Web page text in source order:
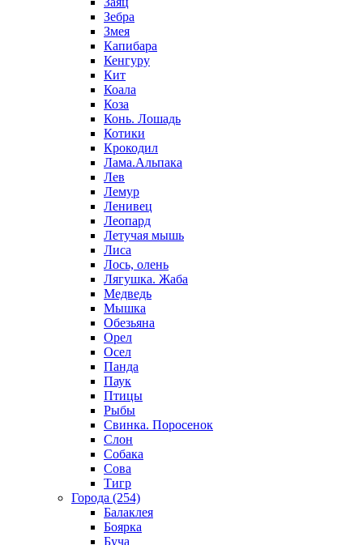
Зебра
Змея
Капибара
Кенгуру
Кит
Коала
Коза
Конь. Лошадь
Котики
Крокодил
Лама.Альпака
Лев
Лемур
Ленивец
Леопард
Летучая мышь
Лиса
Лось, олень
Лягушка. Жаба
Медведь
Мышка
Обезьяна
Орел
Осел
Панда
Паук
Птицы
Рыбы
Свинка. Поросенок
Слон
Собака
Сова
Тигр
Города (254)
Балаклея
Боярка
Буча